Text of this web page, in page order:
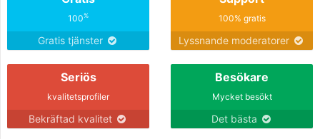
100%
Gratis tjänster
100% gratis
Lyssnande moderatorer
Seriös
kvalitetsprofiler
Bekräftad kvalitet
Besökare
Mycket besökt
Det bästa